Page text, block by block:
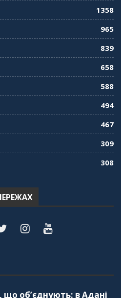
1358
965
839
658
588
494
467
309
308
що об’єднують: в Адані